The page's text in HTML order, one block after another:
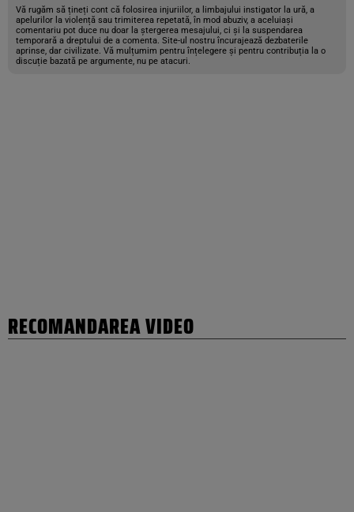
Vă rugăm să țineți cont că folosirea injuriilor, a limbajului instigator la ură, a
apelurilor la violență sau trimiterea repetată, în mod abuziv, a aceluiași
comentariu pot duce nu doar la ștergerea mesajului, ci și la suspendarea
temporară a dreptului de a comenta. Site-ul nostru încurajează dezbaterile
aprinse, dar civilizate. Vă mulțumim pentru înțelegere și pentru contribuția la o
discuție bazată pe argumente, nu pe atacuri.
RECOMANDAREA VIDEO